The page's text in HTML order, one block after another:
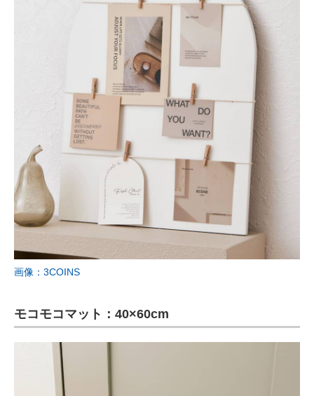
画像：3COINS
モコモコマット：40×60cm